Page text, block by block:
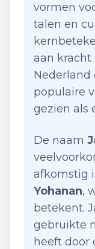
vormen
talen en
aan kracht
Nederland
populaire
gezien als
De naam
afkomstig
Yohanan,
betekent.
gebruikte
heeft door